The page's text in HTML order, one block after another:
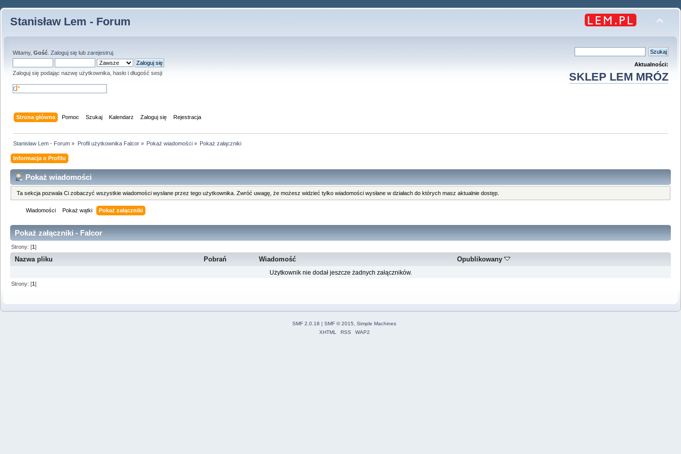
Stanisław Lem - Forum
Witamy, Gość Zaloguj się lub zarejestruj
Zaloguj się podając nazwę użytkownika, hasło i długość sesji
Aktualności:
SKLEP LEM MRÓZ
Strona główna Pomoc Szukaj Kalendarz Zaloguj się Rejestracja
Stanisław Lem - Forum » Profil użytkownika Falcor» Pokaż wiadomości» Pokaż załączniki
Informacja o Profilu
Pokaż wiadomości
Ta sekcja pozwala Ci zobaczyć wszystkie wiadomości wysłane przez tego użytkownika. Zwróć uwagę, że możesz widzieć tylko wiadomości wysłane w działach do których masz aktualnie dostęp.
Wiadomości Pokaż wątki Pokaż załączniki
Pokaż załączniki - Falcor
Strony: [1]
Nazwa pliku Pobrań Wiadomość Opublikowany
Użytkownik nie dodał jeszcze żadnych załączników.
Strony: [1]
SMF 2.0.18 | SMF © 2015
Simple Machines
XHTML
RSS WAP2